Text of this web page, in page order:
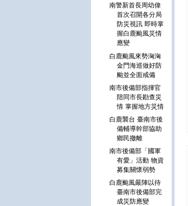
南警新首長周幼偉
首次召開各分局
防災視訊 即時掌
握白鹿颱風災情
應變
白鹿颱風來勢洶洶
金門海巡做好防
颱並全面戒備
南市後備部指揮官
陪同市長勘查災
情 掌握地方災情
白鹿襲台 臺南市後
備輔導幹部協助
鄉民撤離
南市後備部「國軍
有愛」活動 物資
募集關懷弱勢
白鹿颱風嚴陣以待
臺南市後備部完
成災防應變